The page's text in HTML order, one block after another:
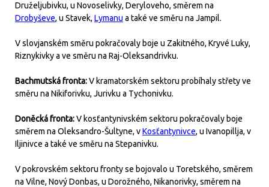
Druželjubivku, u Novoselivky, Deryloveho, směrem na
Drobyševe, u Stavek, Lymanu a také ve směru na Jampil.
V slovjanském směru pokračovaly boje u Zakitného, Kryvé Luky,
Riznykivky a ve směru na Raj-Oleksandrivku.
Bachmutská fronta:V kramatorském sektoru probíhaly střety ve
směru na Nikiforivku, Jurivku a Tychonivku.
Doněcká fronta:V kosťantynivském sektoru pokračovaly boje
směrem na Oleksandro-Šultyne, vKosťantynivce, u Ivanopillja, v
Iljinivce a také ve směru na Stepanivku.
V pokrovském sektoru fronty se bojovalo u Toretského, směrem
na Vilne, Nový Donbas, u Dorožného, Nikanorivky, směrem na